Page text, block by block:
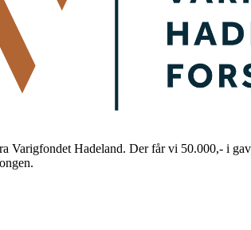
Varigfondet Hadeland. Der får vi 50.000,- i